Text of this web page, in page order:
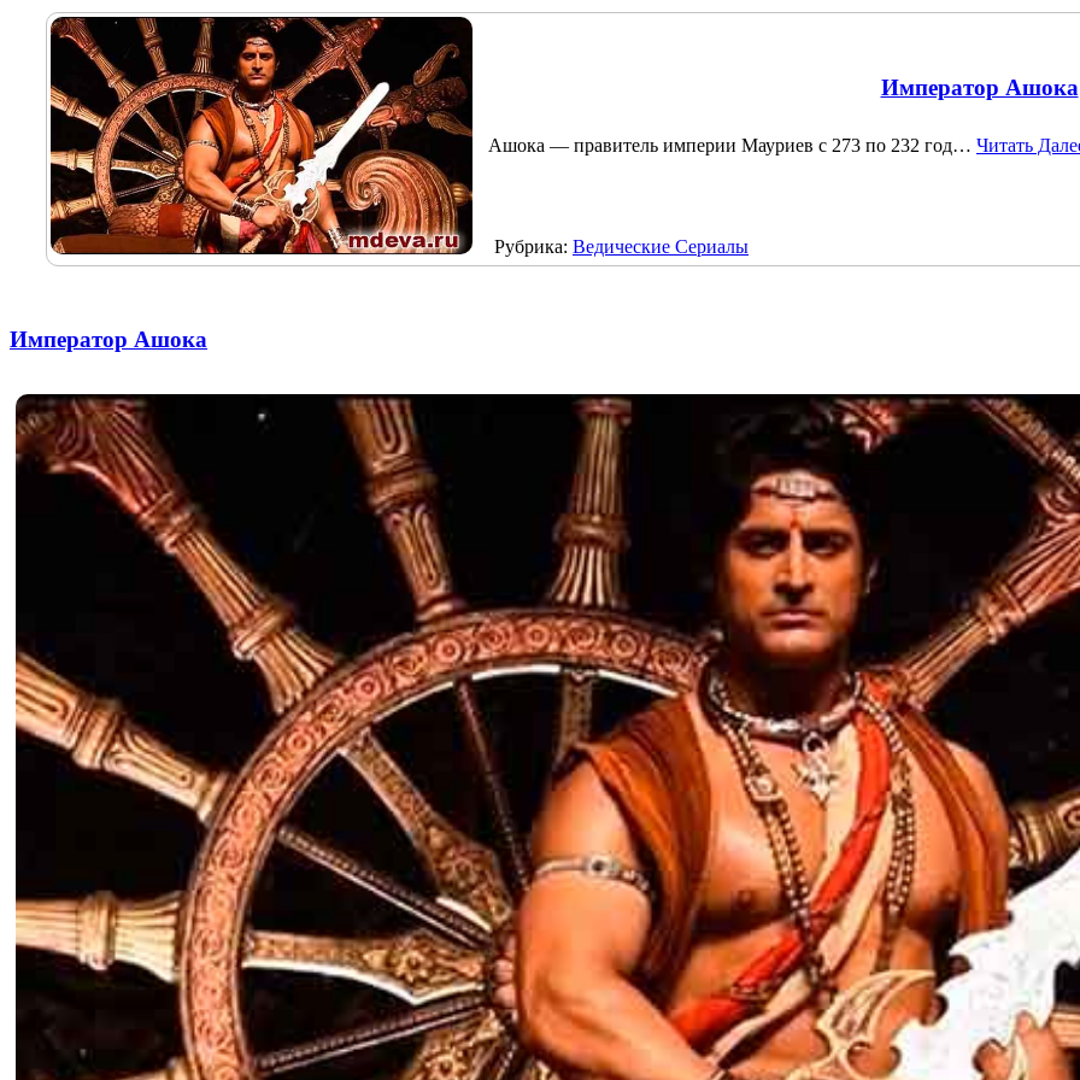
Император Ашока
Ашока — правитель империи Мауриев с 273 по 232 год… Читать
Рубрика: Ведические Сериалы
Император Ашока